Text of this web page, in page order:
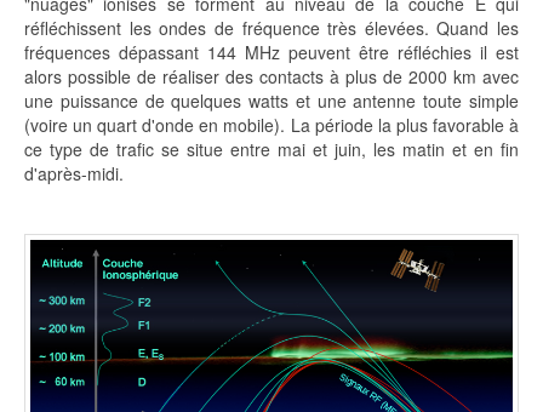
réfléchissent les ondes de fréquence très élevées. Quand les
fréquences dépassant 144 MHz peuvent être réfléchies il est
alors possible de réaliser des contacts à plus de 2000 km avec
une puissance de quelques watts et une antenne toute simple
(voire un quart d'onde en mobile). La période la plus favorable à
ce type de trafic se situe entre mai et juin, les matin et en fin
d'après-midi.